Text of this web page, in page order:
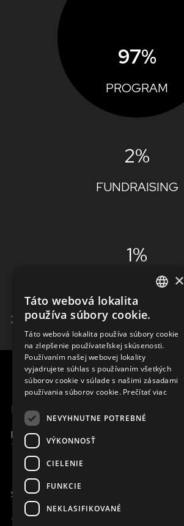
97%
PROGRAM
2%
FUNDRAISING
1%
ADMINISTRÁCIA
ZISTIŤ VIAC
MENU
Moja Magna
SME ONLINE
+421 917 827 827
CZECH
FRENCH
×
Táto webová lokalita
používa súbory cookie.
Táto webová lokalita používa súbory cookie
na zlepšenie používateľskej skúsenosti.
Používaním našej webovej lokality
vyjadrujete súhlas s používaním všetkých
súborov cookie v súlade s našimi zásadami
používania súborov cookie. Prečítať viac
NEVYHNUTNE POTREBNÉ
VÝKONNOSŤ
CIELENIE
FUNKCIE
NEKLASIFIKOVANÉ